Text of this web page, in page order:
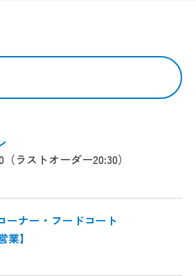
（ラストオーダー20:30）
ーナー・フードコート
業】